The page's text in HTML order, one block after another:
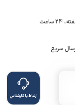
سریع
ارتباط با کارشناس